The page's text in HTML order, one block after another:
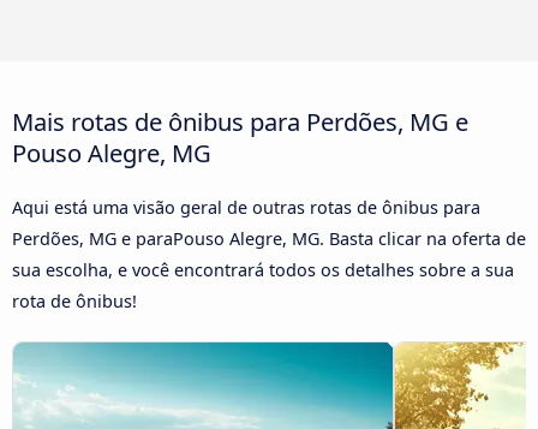
Mais rotas de ônibus para Perdões, MG e
Pouso Alegre, MG
Aqui está uma visão geral de outras rotas de ônibus para
Perdões, MG e paraPouso Alegre, MG. Basta clicar na oferta de
sua escolha, e você encontrará todos os detalhes sobre a sua
rota de ônibus!